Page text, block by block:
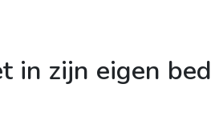
in zijn eigen bed